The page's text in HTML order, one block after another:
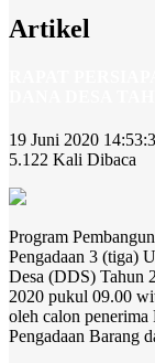
Artikel
19 Juni 2020
5.122 Kali Dibaca
Program
Pengadaan 3 (tiga)
Desa (DDS) Tahun
2020 pukul 09.00
oleh calon penerima
Pengadaan Barang